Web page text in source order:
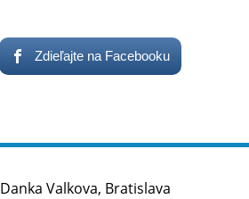
Zdieľajte na Facebooku
Danka Valkova, Bratislava